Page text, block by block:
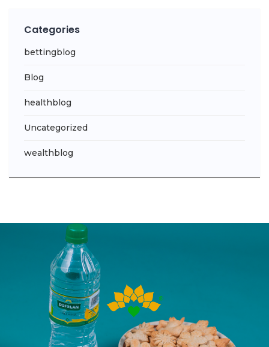
Categories
bettingblog
Blog
healthblog
Uncategorized
wealthblog